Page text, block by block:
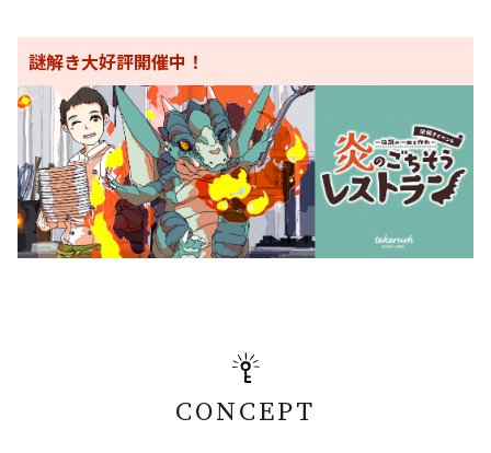
謎解き大好評開催中！
CONCEPT